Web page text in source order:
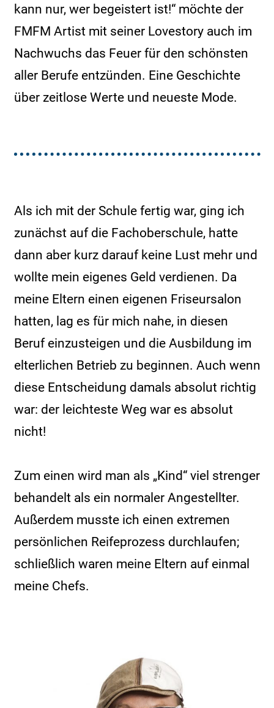
kann nur, wer begeistert ist!“ möchte der
FMFM Artist mit seiner Lovestory auch im
Nachwuchs das Feuer für den schönsten
aller Berufe entzünden. Eine Geschichte
über zeitlose Werte und neueste Mode.
Als ich mit der Schule fertig war, ging ich
zunächst auf die Fachoberschule, hatte
dann aber kurz darauf keine Lust mehr und
wollte mein eigenes Geld verdienen. Da
meine Eltern einen eigenen Friseursalon
hatten, lag es für mich nahe, in diesen
Beruf einzusteigen und die Ausbildung im
elterlichen Betrieb zu beginnen. Auch wenn
diese Entscheidung damals absolut richtig
war: der leichteste Weg war es absolut
nicht!
Zum einen wird man als „Kind“ viel strenger
behandelt als ein normaler Angestellter.
Außerdem musste ich einen extremen
persönlichen Reifeprozess durchlaufen;
schließlich waren meine Eltern auf einmal
meine Chefs.